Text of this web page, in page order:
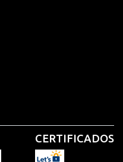
CERTIFICADOS